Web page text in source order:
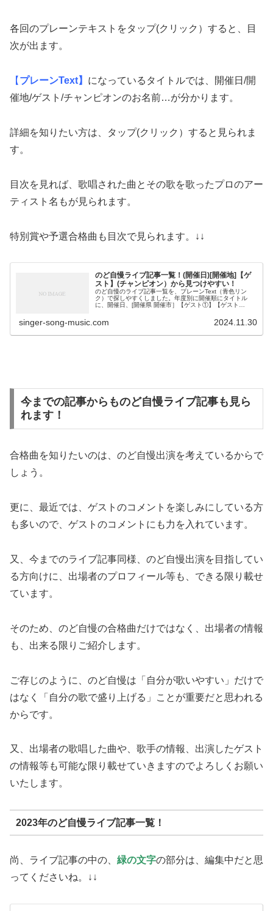
各回のプレーンテキストをタップ(クリック）すると、目
次が出ます。
【 プレーンText】 になっているタイトルでは、開催日/開
催地/ゲスト/チャンピオンのお名前…が分かります。
詳細を知りたい方は、タップ(クリック）すると見られま
す。
目次を見れば、歌唱された曲とその歌を歌ったプロのアー
ティスト名もが見られます。
特別賞や予選合格曲も目次で見られます。↓↓
のど自慢ライブ記事一覧！(開催日)[開催地]【ゲ
スト】(チャンピオン）から見つけやすい！
のど自慢のライブ記事一覧を、プレーンText（青色リン
ク）で探しやすくしました。年度別に開催順にタイトル
に、開催日、[開催県 開催市］【ゲスト①】【ゲスト
singer-song-music.com 2024.11.30
今までの記事からものど自慢ライブ記事も見ら
れます！
合格曲を知りたいのは、のど自慢出演を考えているからで
しょう。
更に、最近では、ゲストのコメントを楽しみにしている方
も多いので、ゲストのコメントにも力を入れています。
又、今までのライブ記事同様、のど自慢出演を目指してい
る方向けに、出場者のプロフィール等も、できる限り載せ
ています。
そのため、のど自慢の合格曲だけではなく、出場者の情報
も、出来る限りご紹介します。
ご存じのように、のど自慢は「自分が歌いやすい」だけで
はなく「自分の歌で盛り上げる」ことが重要だと思われる
からです。
又、出場者の歌唱した曲や、歌手の情報、出演したゲスト
の情報等も可能な限り載せていきますのでよろしくお願い
いたします。
2023年のど自慢ライブ記事一覧！
尚、ライブ記事の中の、 緑の文字の部分は、編集中だと思
ってくださいね。↓↓